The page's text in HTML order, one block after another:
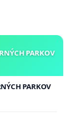
PARKOV
PARKOV